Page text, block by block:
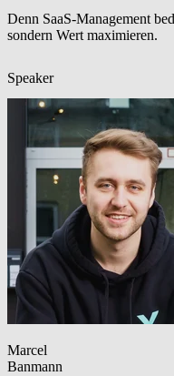
Denn SaaS-Management
sondern Wert maximieren.
Speaker
Marcel
Banmann